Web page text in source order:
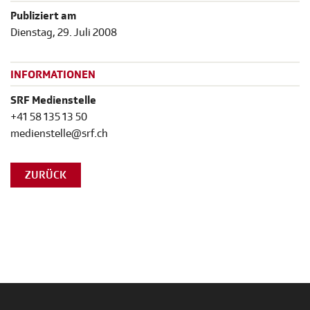
Publiziert am
Dienstag, 29. Juli 2008
INFORMATIONEN
SRF Medienstelle
+41 58 135 13 50
medienstelle@srf.ch
ZURÜCK